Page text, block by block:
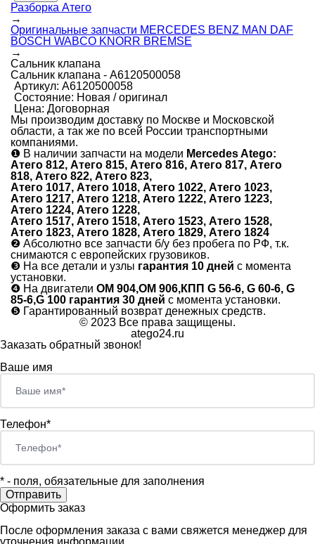
Разборка Атего
→
Оригинальные запчасти MERCEDES BENZ MAN DAF
BOSCH WABCO KNORR BREMSE
→
Сальник клапана
Сальник клапана - А6120500058
Артикул: А6120500058
Состояние: Новая / оригинал
Цена: Договорная
Мы производим доставку по Москве и Московской
области, а так же по всей России транспортными
компаниями.
❶ В наличии запчасти на модели Mercedes Atego:
Атего 812, Атего 815, Атего 816, Атего 817, Атего
818, Атего 822, Атего 823,
Атего 1017, Атего 1018, Атего 1022, Атего 1023,
Атего 1217, Атего 1218, Атего 1222, Атего 1223,
Атего 1224, Атего 1228,
Атего 1517, Атего 1518, Атего 1523, Атего 1528,
Атего 1823, Атего 1828, Атего 1829, Атего 1824
❷ Абсолютно все запчасти б/у без пробега по РФ, т.к.
снимаются с европейских грузовиков.
❸ На все детали и узлы гарантия 10 дней с момента
установки.
❹ На двигатели ОМ 904,ОМ 906,КПП G 56-6, G 60-6, G
85-6,G 100 гарантия 30 дней с момента установки.
❺ Гарантированный возврат денежных средств.
© 2023 Все права защищены.
atego24.ru
Заказать обратный звонок!
Ваше имя
Телефон*
* - поля, обязательные для заполнения
Оформить заказ
После оформления заказа с вами свяжется менеджер для
уточнения информации